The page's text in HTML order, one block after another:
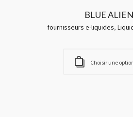
BLUE ALIEN
fournisseurs e-liquides,
Choisir une